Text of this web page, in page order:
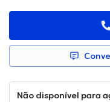
Não disponível para